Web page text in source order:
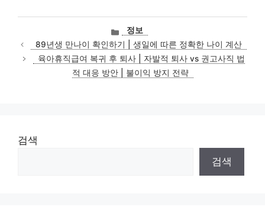
카
테
고
리
정보
89년생 만나이 확인하기 | 생일에 따른 정확한 나이 계산
육아휴직급여 복귀 후 퇴사 | 자발적 퇴사 vs 권고사직 법
적 대응 방안 | 불이익 방지 전략
검색
검색